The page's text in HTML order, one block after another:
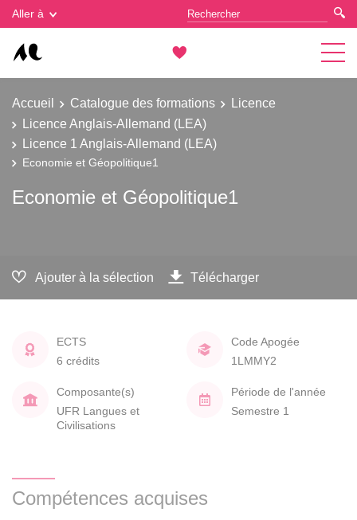
Aller à
Accueil Catalogue des formations
Licence
Licence Anglais-Allemand (LEA)
Licence 1 Anglais-Allemand (LEA)
Economie et Géopolitique1
Economie et Géopolitique1
Ajouter à la sélection Télécharger
ECTS
6 crédits
Code Apogée
1LMMY2
Composante(s)
UFR Langues et
Civilisations
Période de l'année
Semestre 1
Compétences acquises
Gestion des cookies